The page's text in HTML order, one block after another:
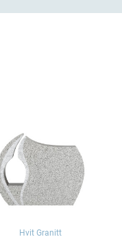
Hvit Granitt